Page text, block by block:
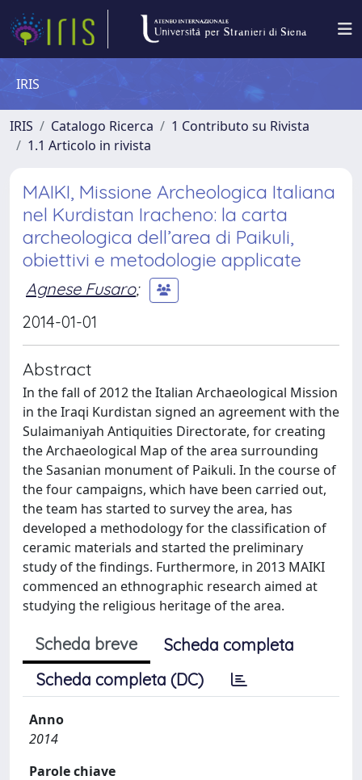
IRIS
IRIS Catalogo Ricerca
1 Contributo su Rivista
1.1 Articolo in rivista
MAIKI, Missione Archeologica Italiana
nel Kurdistan Iracheno: la carta
archeologica dell’area di Paikuli,
obiettivi e metodologie applicate
Agnese Fusaro;
2014-01-01
Abstract
In the fall of 2012 the Italian Archaeological Mission
in the Iraqi Kurdistan signed an agreement with the
Sulaimaniyah Antiquities Directorate, for creating
the Archaeological Map of the area surrounding
the Sasanian monument of Paikuli. In the course of
the four campaigns, which have been carried out,
the team has started to survey the area, has
developed a methodology for the classification of
ceramic materials and started the preliminary
study of the findings. Furthermore, in 2013 MAIKI
commenced an ethnographic research aimed at
studying the religious heritage of the area.
Scheda breve
Scheda completa
Scheda completa (DC)
Anno
2014
Parole chiave